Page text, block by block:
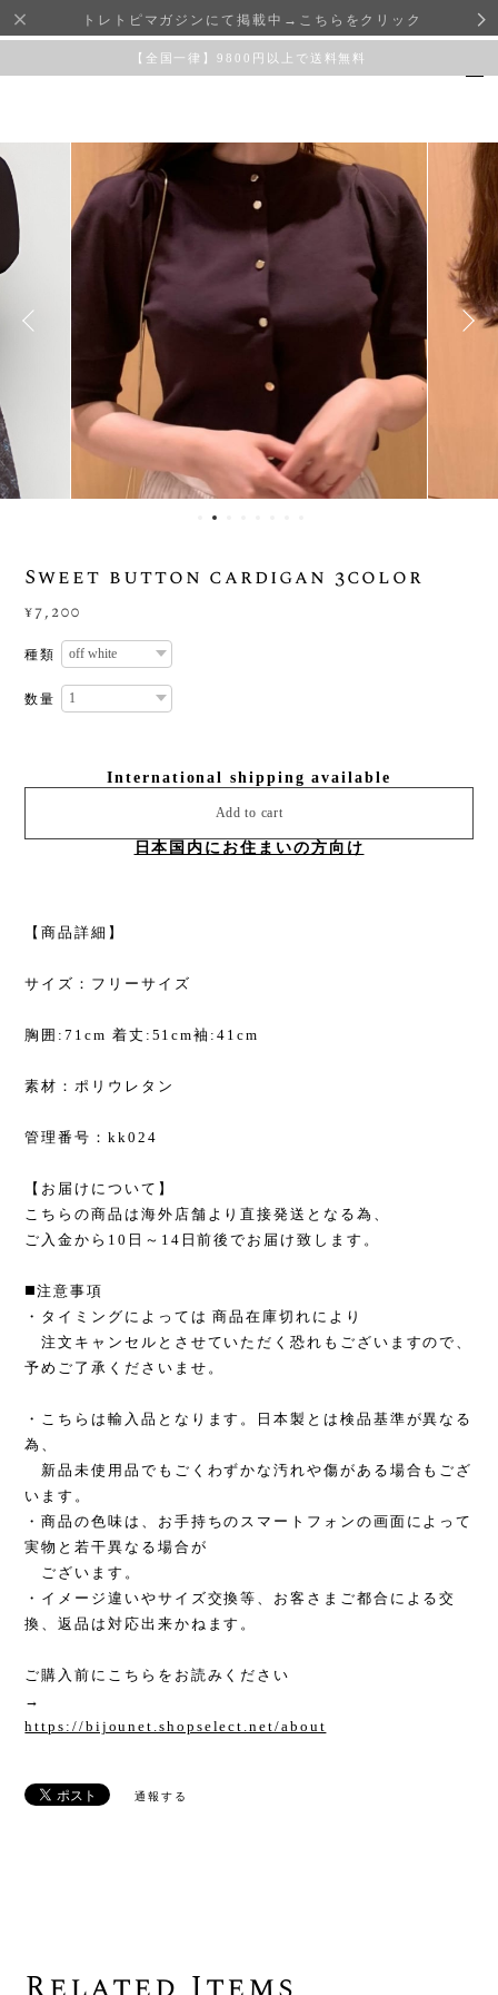
トレトピマガジンにて掲載中→こちらをクリック
【全国一律】9800円以上で送料無料
Sweet button cardigan 3color
¥7,200
種類
数量
International shipping available
Add to cart
日本国内にお住まいの方向け
【商品詳細】
サイズ：フリーサイズ
胸囲:71cm 着丈:51cm袖:41cm
素材：ポリウレタン
管理番号：kk024
【お届けについて】
こちらの商品は海外店舗より直接発送となる為、
ご入金から10日～14日前後でお届け致します。
◼️注意事項
・タイミングによっては 商品在庫切れにより
注文キャンセルとさせていただく恐れもございますので、
予めご了承くださいませ。
・こちらは輸入品となります。日本製とは検品基準が異なる
為、
新品未使用品でもごくわずかな汚れや傷がある場合もござ
います。
・商品の色味は、お手持ちのスマートフォンの画面によって
実物と若干異なる場合が
ございます。
・イメージ違いやサイズ交換等、お客さまご都合による交
換、返品は対応出来かねます。
ご購入前にこちらをお読みください
→
https://bijounet.shopselect.net/about
通報する